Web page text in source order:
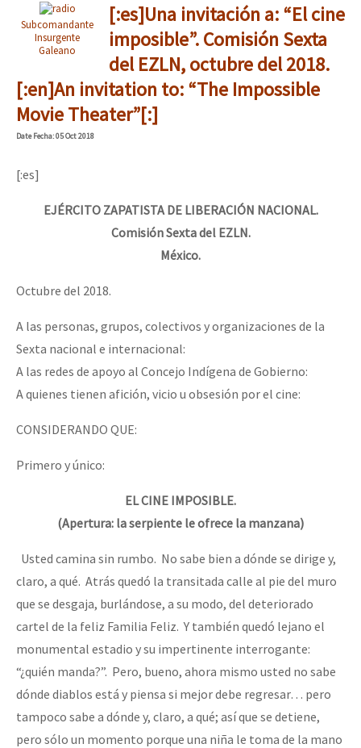
Subcomandante
Insurgente
Galeano
[:es]Una invitación a: “El cine
imposible”. Comisión Sexta
del EZLN, octubre del 2018.
[:en]An invitation to: “The Impossible
Movie Theater”[:]
DateFecha: 05 Oct 2018
[:es]
EJÉRCITO ZAPATISTA DE LIBERACIÓN NACIONAL.
Comisión Sexta del EZLN.
México.
Octubre del 2018.
A las personas, grupos, colectivos y organizaciones de la
Sexta nacional e internacional:
A las redes de apoyo al Concejo Indígena de Gobierno:
A quienes tienen afición, vicio u obsesión por el cine:
CONSIDERANDO QUE:
Primero y único:
EL CINE IMPOSIBLE.
(Apertura: la serpiente le ofrece la manzana)
Usted camina sin rumbo. No sabe bien a dónde se dirige y,
claro, a qué. Atrás quedó la transitada calle al pie del muro
que se desgaja, burlándose, a su modo, del deteriorado
cartel de la feliz Familia Feliz. Y también quedó lejano el
monumental estadio y su impertinente interrogante:
“¿quién manda?”. Pero, bueno, ahora mismo usted no sabe
dónde diablos está y piensa si mejor debe regresar… pero
tampoco sabe a dónde y, claro, a qué; así que se detiene,
pero sólo un momento porque una niña le toma de la mano